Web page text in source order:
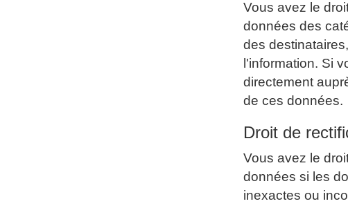
Vous avez le
données des
des
l'information. Si
directement
de ces données.
Droit de
Vous avez le
données si les
inexactes ou